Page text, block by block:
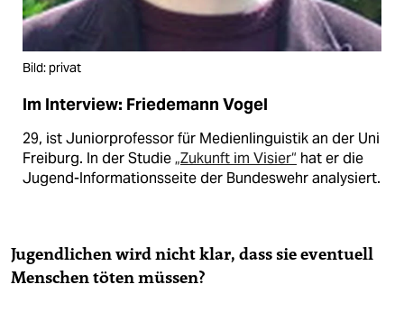
Bild: privat
Im Interview: Friedemann Vogel
29, ist Juniorprofessor für Medienlinguistik an der Uni
Freiburg. In der Studie„Zukunft im Visier“ hat er die
Jugend-Informationsseite der Bundeswehr analysiert.
Jugendlichen wird nicht klar, dass sie eventuell
Menschen töten müssen?